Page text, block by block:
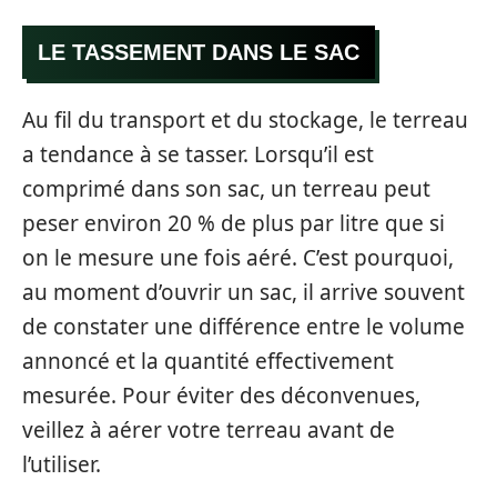
LE TASSEMENT DANS LE SAC
Au fil du transport et du stockage, le terreau
a tendance à se tasser. Lorsqu’il est
comprimé dans son sac, un terreau peut
peser environ 20 % de plus par litre que si
on le mesure une fois aéré. C’est pourquoi,
au moment d’ouvrir un sac, il arrive souvent
de constater une différence entre le volume
annoncé et la quantité effectivement
mesurée. Pour éviter des déconvenues,
veillez à aérer votre terreau avant de
l’utiliser.